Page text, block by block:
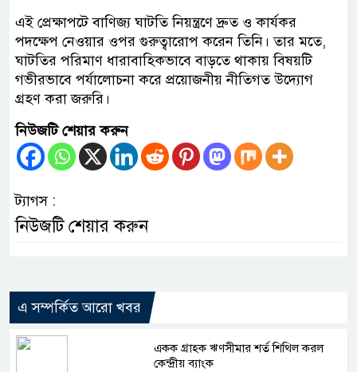
এই প্রেক্ষাপটে বাণিজ্য ঘাটতি নিয়ন্ত্রণে দ্রুত ও কার্যকর
পদক্ষেপ নেওয়ার ওপর গুরুত্বারোপ করেন তিনি। তার মতে,
ঘাটতির পরিমাণ ধারাবাহিকভাবে বাড়তে থাকায় বিষয়টি
গভীরভাবে পর্যালোচনা করে প্রয়োজনীয় নীতিগত উদ্যোগ
গ্রহণ করা জরুরি।
নিউজটি শেয়ার করুন
ট্যাগস :
নিউজটি শেয়ার করুন
এ সম্পর্কিত আরো খবর
একক গ্রাহক ঋণসীমার শর্ত শিথিল করল
কেন্দ্রীয় ব্যাংক